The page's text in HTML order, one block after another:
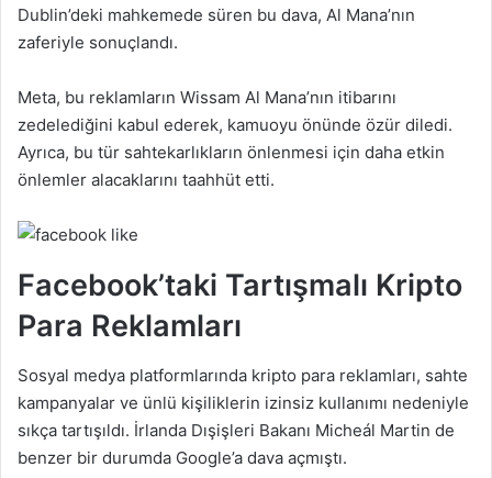
Dublin’deki mahkemede süren bu dava, Al Mana’nın
zaferiyle sonuçlandı.
Meta, bu reklamların Wissam Al Mana’nın itibarını
zedelediğini kabul ederek, kamuoyu önünde özür diledi.
Ayrıca, bu tür sahtekarlıkların önlenmesi için daha etkin
önlemler alacaklarını taahhüt etti.
Facebook’taki Tartışmalı Kripto
Para Reklamları
Sosyal medya platformlarında kripto para reklamları, sahte
kampanyalar ve ünlü kişiliklerin izinsiz kullanımı nedeniyle
sıkça tartışıldı. İrlanda Dışişleri Bakanı Micheál Martin de
benzer bir durumda Google’a dava açmıştı.